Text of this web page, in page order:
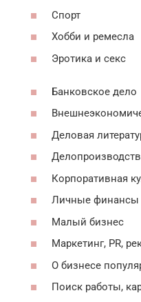
Спорт
Хобби и ремесла
Эротика и секс
Банковское дело
Деловая
Корпоративная
Личные финансы
Малый бизнес
Маркетинг, PR,
О бизнесе
Поиск работы,